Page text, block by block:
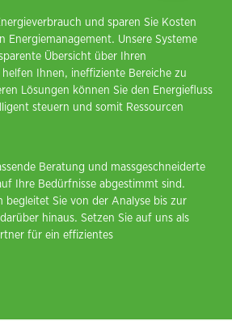
und sparen Sie Kosten
Energiemanagement. Unsere Systeme
Übersicht über Ihren
Ihnen, ineffiziente Bereiche zu
Lösungen können Sie den Energiefluss
steuern und somit Ressourcen
Beratung und massgeschneiderte
Ihre Bedürfnisse abgestimmt sind.
begleitet Sie von der Analyse bis zur
hinaus. Setzen Sie auf uns als
für ein effizientes